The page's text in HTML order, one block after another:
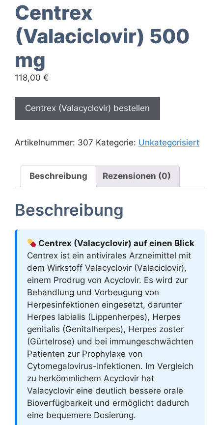
Centrex
(Valaciclovir) 500
mg
118,00 €
Centrex (Valacyclovir) bestellen
Artikelnummer: 307 Kategorie: Unkategorisiert
Beschreibung Rezensionen (0)
Beschreibung
Centrex (Valacyclovir) auf einen Blick
Centrex ist ein antivirales Arzneimittel mit
dem Wirkstoff Valacyclovir (Valaciclovir),
einem Prodrug von Acyclovir. Es wird zur
Behandlung und Vorbeugung von
Herpesinfektionen eingesetzt, darunter
Herpes labialis (Lippenherpes), Herpes
genitalis (Genitalherpes), Herpes zoster
(Gürtelrose) und bei immungeschwächten
Patienten zur Prophylaxe von
Cytomegalovirus-Infektionen. Im Vergleich
zu herkömmlichem Acyclovir hat
Valacyclovir eine deutlich bessere orale
Bioverfügbarkeit und ermöglicht dadurch
eine bequemere Dosierung.